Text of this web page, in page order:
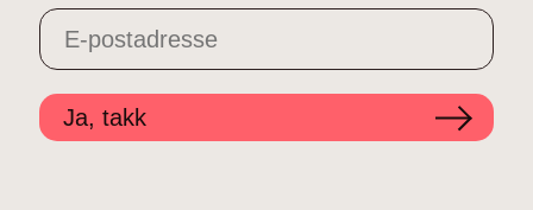
Ja, takk